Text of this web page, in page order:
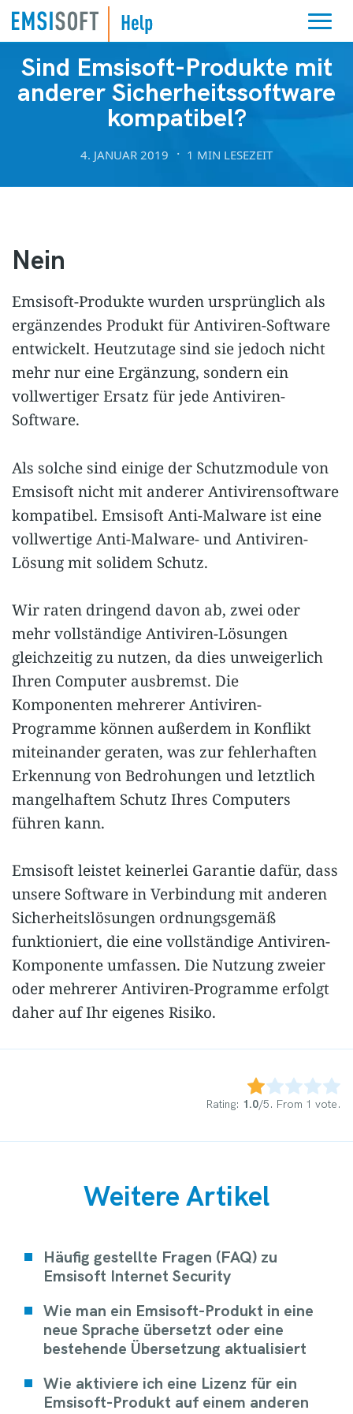
KOMPATIBILITÄT
Sind Emsisoft-Produkte mit
anderer Sicherheitssoftware
kompatibel?
4. JANUAR 2019 1 MIN LESEZEIT
Nein
Emsisoft-Produkte wurden ursprünglich als
ergänzendes Produkt für Antiviren-Software
entwickelt. Heutzutage sind sie jedoch nicht
mehr nur eine Ergänzung, sondern ein
vollwertiger Ersatz für jede Antiviren-
Software.
Als solche sind einige der Schutzmodule von
Emsisoft nicht mit anderer Antivirensoftware
kompatibel. Emsisoft Anti-Malware ist eine
vollwertige Anti-Malware- und Antiviren-
Lösung mit solidem Schutz.
Wir raten dringend davon ab, zwei oder
mehr vollständige Antiviren-Lösungen
gleichzeitig zu nutzen, da dies unweigerlich
Ihren Computer ausbremst. Die
Komponenten mehrerer Antiviren-
Programme können außerdem in Konflikt
miteinander geraten, was zur fehlerhaften
Erkennung von Bedrohungen und letztlich
mangelhaftem Schutz Ihres Computers
führen kann.
Emsisoft leistet keinerlei Garantie dafür, dass
unsere Software in Verbindung mit anderen
Sicherheitslösungen ordnungsgemäß
funktioniert, die eine vollständige Antiviren-
Komponente umfassen. Die Nutzung zweier
oder mehrerer Antiviren-Programme erfolgt
daher auf Ihr eigenes Risiko.
Rating: 1.0/5. From 1 vote.
Weitere Artikel
Häufig gestellte Fragen (FAQ) zu
Emsisoft Internet Security
Wie man ein Emsisoft-Produkt in eine
neue Sprache übersetzt oder eine
bestehende Übersetzung aktualisiert
Wie aktiviere ich eine Lizenz für ein
Emsisoft-Produkt auf einem anderen